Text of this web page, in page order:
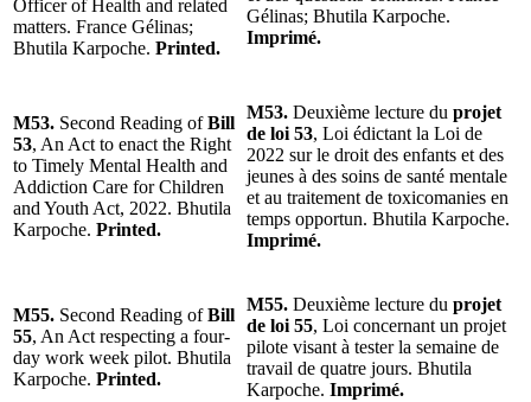
Officer of Health and related
matters. France Gélinas;
Bhutila Karpoche. Printed.
Gélinas; Bhutila Karpoche.
Imprimé.
M53. Second Reading ofBill
53, An Act to enact the Right
to Timely Mental Health and
Addiction Care for Children
and Youth Act, 2022. Bhutila
Karpoche. Printed.
M53. Deuxième lecture du projet
de loi 53, Loi édictant la Loi de
2022 sur le droit des enfants et des
jeunes à des soins de santé mentale
et au traitement de toxicomanies en
temps opportun. Bhutila Karpoche.
Imprimé.
M55. Second Reading ofBill
55, An Act respecting a four-
day work week pilot. Bhutila
Karpoche. Printed.
M55. Deuxième lecture du projet
de loi 55, Loi concernant un projet
pilote visant à tester la semaine de
travail de quatre jours. Bhutila
Karpoche. Imprimé.